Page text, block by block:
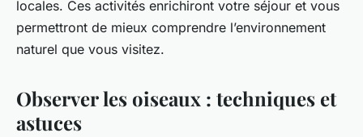
locales. Ces activités enrichiront votre séjour et vous
permettront de mieux comprendre l’environnement
naturel que vous visitez.
Observer les oiseaux : techniques et
astuces